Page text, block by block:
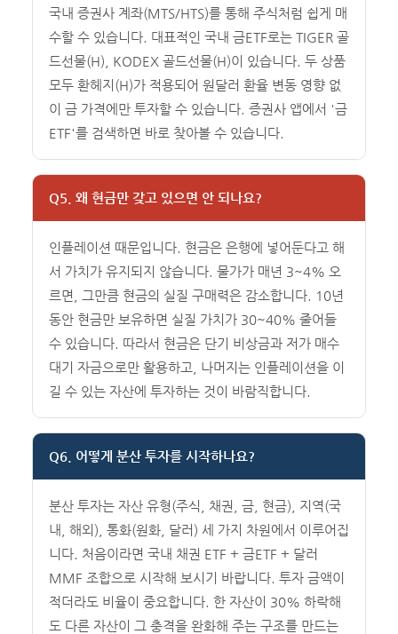
국내 증권사 계좌(MTS/HTS)를 통해 주식처럼 쉽게 매
수할 수 있습니다. 대표적인 국내 금ETF로는 TIGER 골
드선물(H), KODEX 골드선물(H)이 있습니다. 두 상품
모두 환헤지(H)가 적용되어 원달러 환율 변동 영향 없
이 금 가격에만 투자할 수 있습니다. 증권사 앱에서 '금
ETF'를 검색하면 바로 찾아볼 수 있습니다.
Q5. 왜 현금만 갖고 있으면 안 되나요?
인플레이션 때문입니다. 현금은 은행에 넣어둔다고 해
서 가치가 유지되지 않습니다. 물가가 매년 3~4% 오
르면, 그만큼 현금의 실질 구매력은 감소합니다. 10년
동안 현금만 보유하면 실질 가치가 30~40% 줄어들
수 있습니다. 따라서 현금은 단기 비상금과 저가 매수
대기 자금으로만 활용하고, 나머지는 인플레이션을 이
길 수 있는 자산에 투자하는 것이 바람직합니다.
Q6. 어떻게 분산 투자를 시작하나요?
분산 투자는 자산 유형(주식, 채권, 금, 현금), 지역(국
내, 해외), 통화(원화, 달러) 세 가지 차원에서 이루어집
니다. 처음이라면 국내 채권 ETF + 금ETF + 달러
MMF 조합으로 시작해 보시기 바랍니다. 투자 금액이
적더라도 비율이 중요합니다. 한 자산이 30% 하락해
도 다른 자산이 그 충격을 완화해 주는 구조를 만드는